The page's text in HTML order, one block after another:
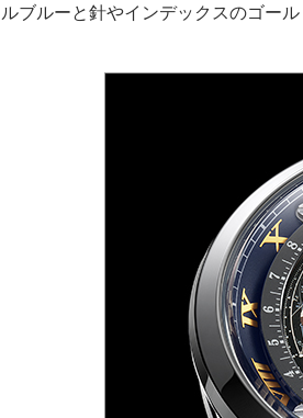
ルブルーと針やインデックスのゴー